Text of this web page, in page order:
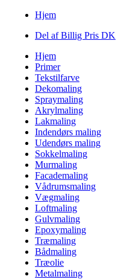
Hjem
Del af Billig Pris DK
Hjem
Primer
Tekstilfarve
Dekomaling
Spraymaling
Akrylmaling
Lakmaling
Indendørs maling
Udendørs maling
Sokkelmaling
Murmaling
Facademaling
Vådrumsmaling
Vægmaling
Loftmaling
Gulvmaling
Epoxymaling
Træmaling
Bådmaling
Træolie
Metalmaling